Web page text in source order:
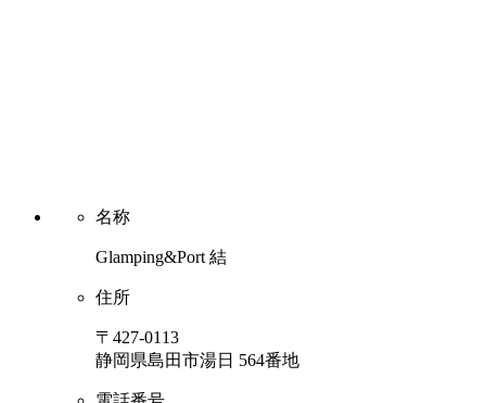
名称
Glamping&Port 結
住所
〒427-0113
静岡県島田市湯日 564番地